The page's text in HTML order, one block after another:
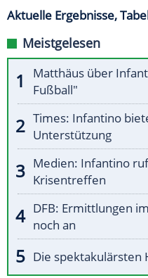
Aktuelle Ergebnisse,
Meistgelesen
Matthäus über
Fußball"
Times: Infantino
Unterstützung
Medien: Infantino
Krisentreffen
DFB: Ermittlungen
noch an
Die spektakulärsten